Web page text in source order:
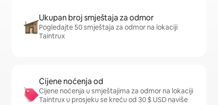
Ukupan broj smještaja za odmor
Pogledajte 50 smještaja za odmor na lokaciji
Taintrux
Cijene noćenja od
Cijene noćenja u smještajima za odmor na lokaciji
Taintrux u prosjeku se kreću od 30 $ USD naviše